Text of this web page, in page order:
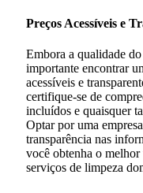
Preços Acessíveis e
Embora a qualidade
importante encontrar
acessíveis e
certifique-se de
incluídos e quaisquer
Optar por uma
transparência nas
você obtenha o
serviços de limpeza